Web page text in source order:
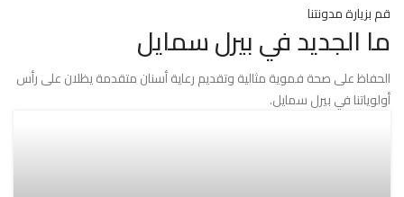
قم بزيارة مدونتنا
ما الجديد في بيرل سمايل
الحفاظ على صحة فموية مثالية وتقديم رعاية أسنان متقدمة يظلان على رأس
أولوياتنا في بيرل سمايل.